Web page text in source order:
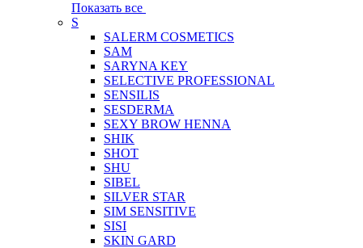
Показать все
S
SALERM COSMETICS
SAM
SARYNA KEY
SELECTIVE PROFESSIONAL
SENSILIS
SESDERMA
SEXY BROW HENNA
SHIK
SHOT
SHU
SIBEL
SILVER STAR
SIM SENSITIVE
SISI
SKIN GARD